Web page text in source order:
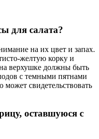
для салата?
на их цвет и запах.
желтую корку и
верхушке должны быть
с темными пятнами
может свидетельствовать
оставшуюся с